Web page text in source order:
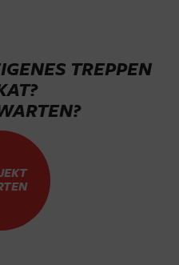
TREPPEN